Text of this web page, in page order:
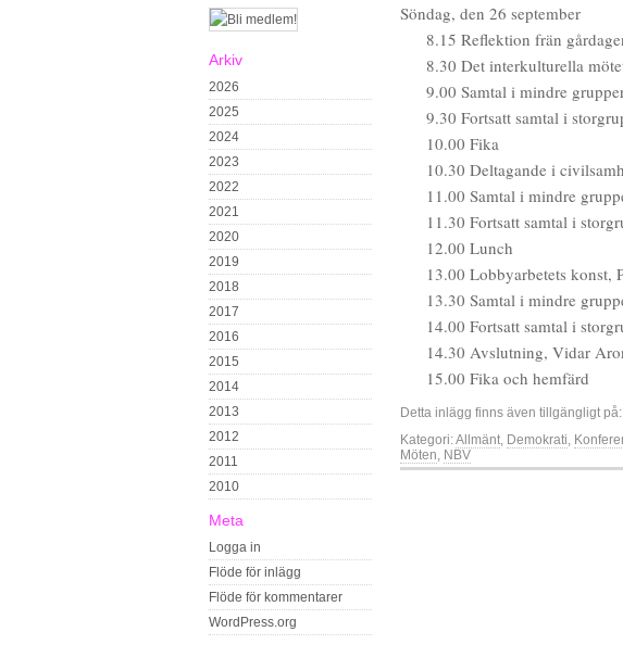
Arkiv
2026
2025
2024
2023
2022
2021
2020
2019
2018
2017
2016
2015
2014
2013
2012
2011
2010
Meta
Logga in
Flöde för inlägg
Flöde för kommentarer
WordPress.org
Söndag, den 26 september
8.15 Reflektion frän
8.30 Det interkulturella
9.00 Samtal i mindre
9.30 Fortsatt samtal i
10.00 Fika
10.30 Deltagande i
11.00 Samtal i mindre
11.30 Fortsatt samtal i
12.00 Lunch
13.00 Lobbyarbetets konst,
13.30 Samtal i mindre
14.00 Fortsatt samtal i
14.30 Avslutning, Vidar
15.00 Fika och hemfärd
Detta inlägg finns även tillgängligt på:
Kategori:Allmänt, Demokrati,
Möten, NBV